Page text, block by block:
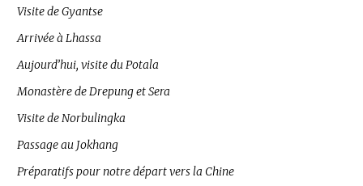
Visite de Gyantse
Arrivée à Lhassa
Aujourd’hui, visite du Potala
Monastère de Drepung et Sera
Visite de Norbulingka
Passage au Jokhang
Préparatifs pour notre départ vers la Chine